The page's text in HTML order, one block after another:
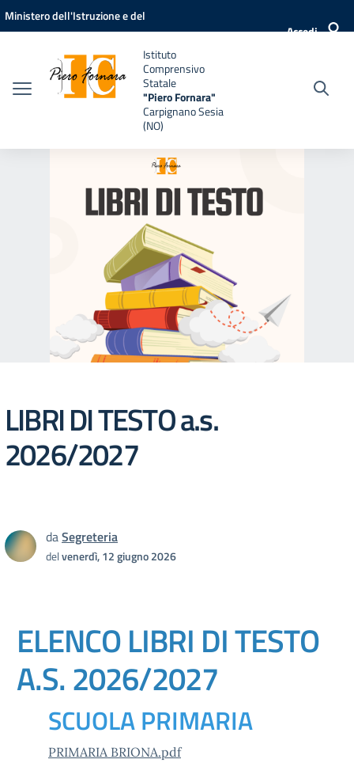
Vai ai contenuti
Vai al menu di navigazione
Vai al footer
Ministero dell'Istruzione e del
Accedi
Istituto
Comprensivo
Statale
"Piero Fornara"
Carpignano Sesia
(NO)
LIBRI DI TESTO a.s.
2026/2027
daSegreteria
delvenerdì, 12 giugno 2026
ELENCO LIBRI DI TESTO
A.S. 2026/2027
SCUOLA PRIMARIA
PRIMARIA BRIONA.pdf